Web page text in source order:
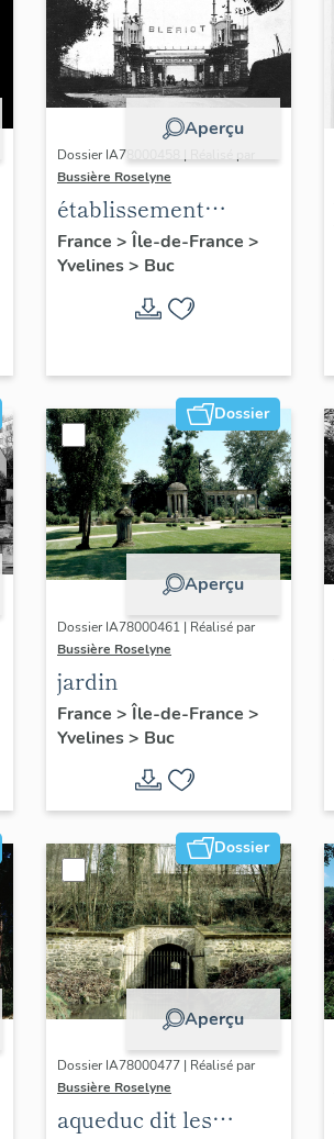
Aperçu
Dossier IA78000458 | Réalisé par
Bussière Roselyne
établissement
aéronautique dit
aéroparc Louis-
France > Île-de-France >
Yvelines> Buc
Dossier
Aperçu
Dossier IA78000461 | Réalisé par
Bussière Roselyne
jardin
France > Île-de-France >
Yvelines> Buc
Dossier
Aperçu
Dossier IA78000477 | Réalisé par
Bussière Roselyne
aqueduc dit les